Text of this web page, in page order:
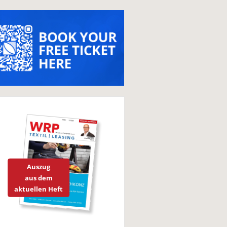
Auszug
aus dem
aktuellen Heft